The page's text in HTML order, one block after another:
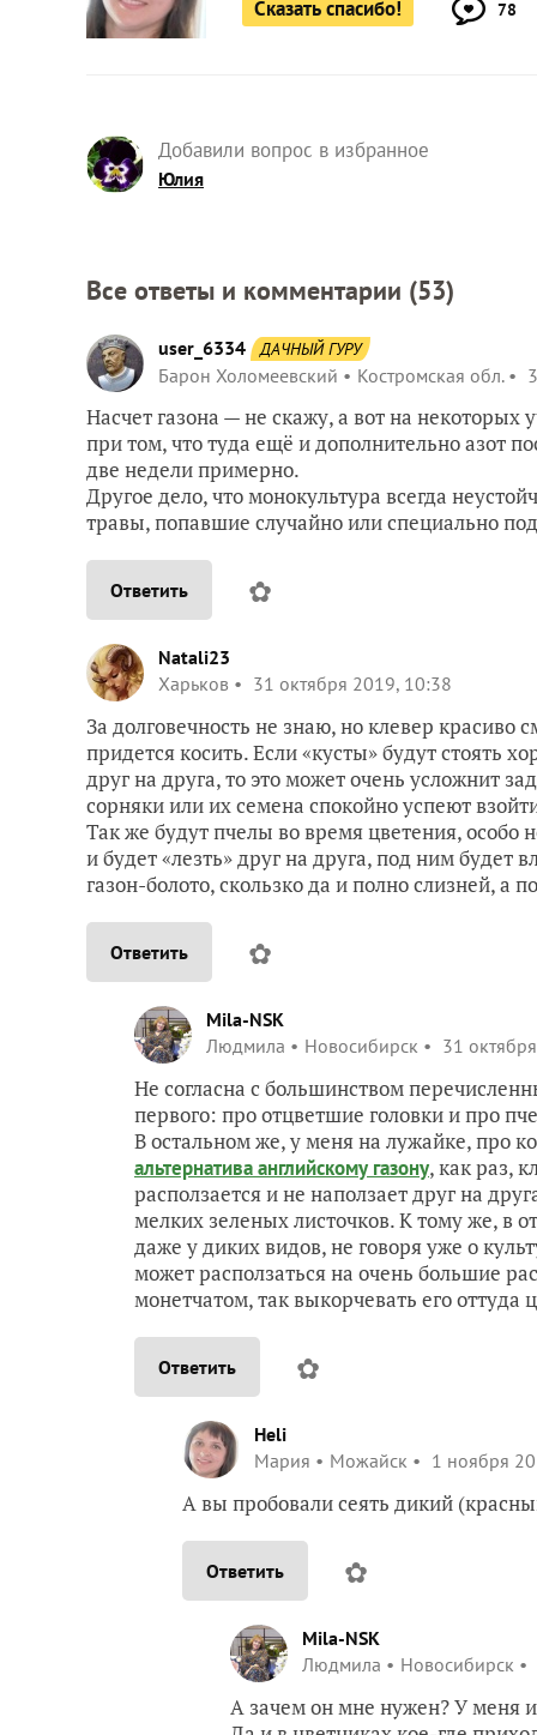
Сказать спасибо! 78
Добавили вопрос в избранное
Юлия
Все ответы и комментарии (53)
user_6334 ДАЧНЫЙ ГУРУ
Барон Холомеевский Костромская обл.
Насчет газона — не скажу, а вот на некоторых
при том, что туда ещё и дополнительно азот
две недели примерно.
Другое дело, что монокультура всегда
травы, попавшие случайно или специально
Ответить ✿
Natali23
Харьков
31 октября 2019, 10:38
За долговечность не знаю, но клевер красиво
придется косить. Если «кусты» будут стоять
друг на друга, то это может очень усложнит
сорняки или их семена спокойно успеют
Так же будут пчелы во время цветения, особо
и будет «лезть» друг на друга, под ним будет
газон-болото, скользко да и полно слизней, а
Ответить ✿
Mila-NSK
Людмила
Новосибирск 31
Не согласна с большинством
первого: про отцветшие головки и про
В остальном же, у меня на лужайке, про
альтернатива английскому газону, как раз,
расползается и не наползает друг на
мелких зеленых листочков. К тому же, в
даже у диких видов, не говоря уже о
может расползаться на очень большие
монетчатом, так выкорчевать его оттуда
Ответить ✿
Heli
Мария
Можайск 1 ноября
А вы пробовали сеять дикий
Ответить ✿
Mila-NSK
Людмила
Новосибирск
А зачем он мне нужен? У меня и